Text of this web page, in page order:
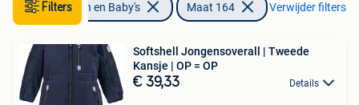
Filters
Kinderen en Baby's Maat 164 Verwijder filters
Softshell Jongensoverall | Tweede
Kansje | OP = OP
€ 39,33 Details